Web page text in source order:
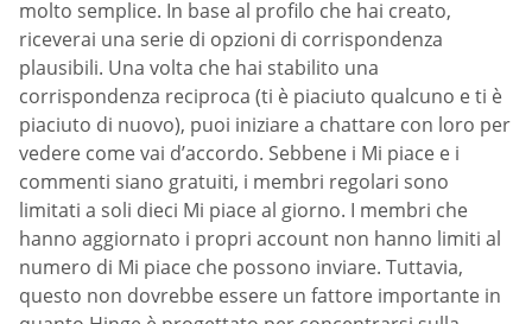
molto semplice. In base al profilo che hai creato,
riceverai una serie di opzioni di corrispondenza
plausibili. Una volta che hai stabilito una
corrispondenza reciproca (ti è piaciuto qualcuno e ti è
piaciuto di nuovo), puoi iniziare a chattare con loro per
vedere come vai d’accordo. Sebbene i Mi piace e i
commenti siano gratuiti, i membri regolari sono
limitati a soli dieci Mi piace al giorno. I membri che
hanno aggiornato i propri account non hanno limiti al
numero di Mi piace che possono inviare. Tuttavia,
questo non dovrebbe essere un fattore importante in